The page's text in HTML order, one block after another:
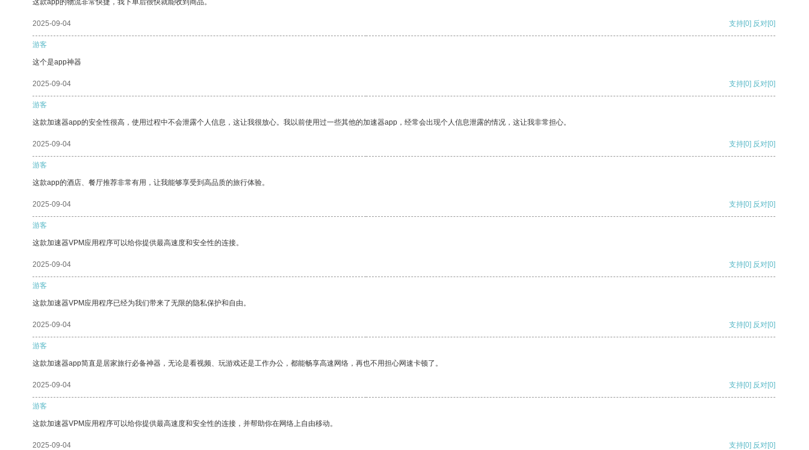
这款app的物流非常快捷，我下单后很快就能收到商品。
2025-09-04 支持[0] 反对[0]
游客
这个是app神器
2025-09-04 支持[0] 反对[0]
游客
这款加速器app的安全性很高，使用过程中不会泄露个人信息，这让我很放心。我以前使用过一些其他的加速器app，经常会出现个人信息泄露的情况，这让我非常担心。
2025-09-04 支持[0] 反对[0]
游客
这款app的酒店、餐厅推荐非常有用，让我能够享受到高品质的旅行体验。
2025-09-04 支持[0] 反对[0]
游客
这款加速器VPM应用程序可以给你提供最高速度和安全性的连接。
2025-09-04 支持[0] 反对[0]
游客
这款加速器VPM应用程序已经为我们带来了无限的隐私保护和自由。
2025-09-04 支持[0] 反对[0]
游客
这款加速器app简直是居家旅行必备神器，无论是看视频、玩游戏还是工作办公，都能畅享高速网络，再也不用担心网速卡顿了。
2025-09-04 支持[0] 反对[0]
游客
这款加速器VPM应用程序可以给你提供最高速度和安全性的连接，并帮助你在网络上自由移动。
2025-09-04 支持[0] 反对[0]